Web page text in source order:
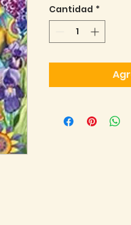
Cantidad *